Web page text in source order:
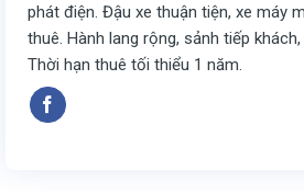
phát điện. Đậu xe thuận tiện, xe máy
thuê. Hành lang rộng, sảnh tiếp
Thời hạn thuê tối thiểu 1 năm.